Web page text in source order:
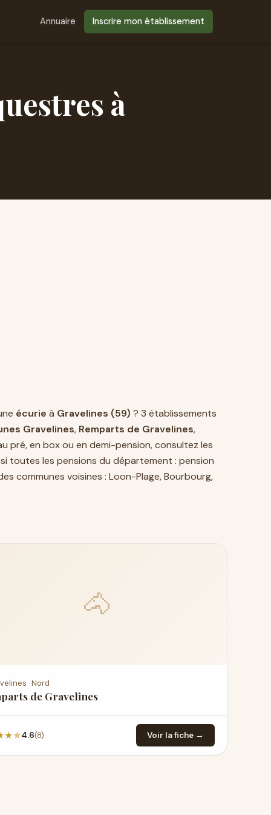
Annuaire Inscrire mon établissement
à
écurie à Gravelines (59) ? 3 établissements
Gravelines, Remparts de Gravelines,
pré, en box ou en demi-pension, consultez les
toutes les pensions du département : pension
communes voisines : Loon-Plage,Bourbourg,
🐴
· Nord
de Gravelines
★★4.6(8) Voir la fiche →